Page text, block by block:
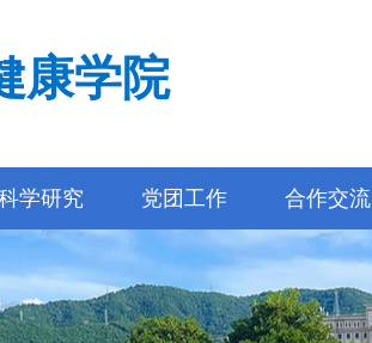
康学院
学研究 党团工作 合作交流